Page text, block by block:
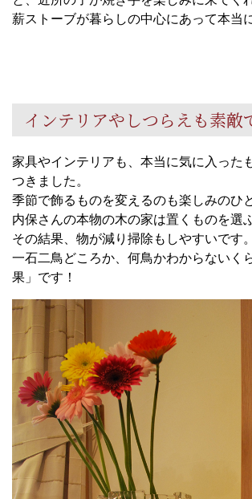
薪ストーブが暮らしの中心にあって本当
インテリアやしつらえも素敵
家具やインテリアも、本当に気に入った
つきました。
季節で飾るものを変えるのも楽しみのひ
内保さんの本物の木の家は置くものを選
その結果、物が減り掃除もしやすいです。
一石二鳥どころか、何鳥かわからないく
果」です！